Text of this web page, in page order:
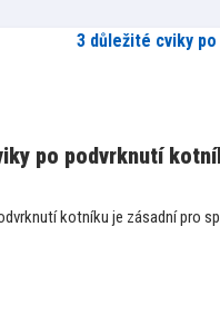
po podvrknutí
kotníku je zásadní pro